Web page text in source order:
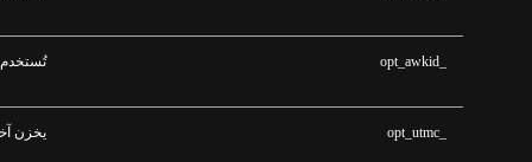
_opt_awkid تُستخدم
_opt_utmc يخزن